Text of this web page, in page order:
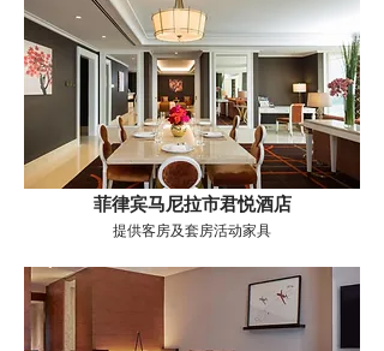
提供客房及套房活动家具
菲律宾马尼拉市君悦酒店